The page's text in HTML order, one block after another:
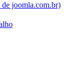
de joomla.com.br)